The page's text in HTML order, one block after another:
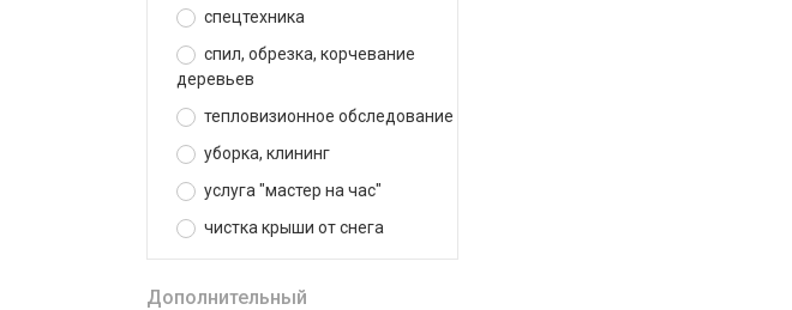
спецтехника
спил, обрезка, корчевание
деревьев
тепловизионное обследование
уборка, клининг
услуга "мастер на час"
чистка крыши от снега
Дополнительный